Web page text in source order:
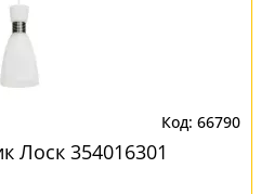
66790
Лоск 354016301